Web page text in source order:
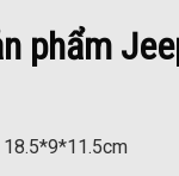
phẩm